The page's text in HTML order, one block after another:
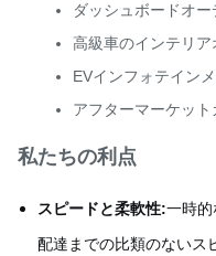
ダッシュボードオ
高級車のインテリ
EVインフォテイン
アフターマーケッ
私たちの利点
スピードと柔軟性:一時的
配達までの比類のないス